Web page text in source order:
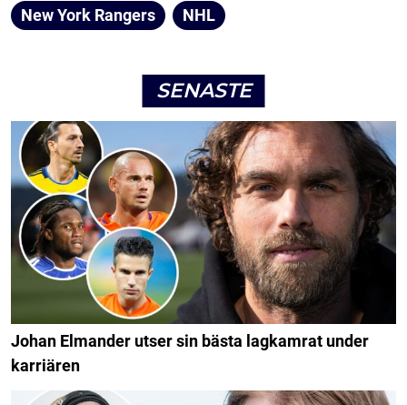
New York Rangers
NHL
SENASTE
Johan Elmander utser sin bästa lagkamrat under
karriären